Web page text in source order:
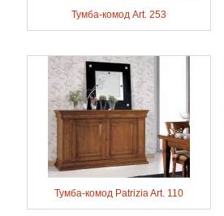
Тумба-комод Art. 253
Тумба-комод Patrizia Art. 110